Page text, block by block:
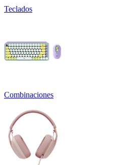
Teclados
Combinaciones